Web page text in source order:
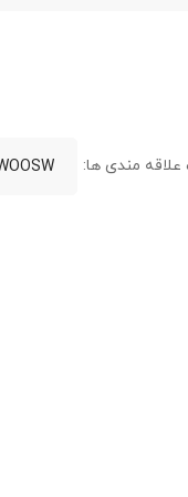
علاقه مندی ها: